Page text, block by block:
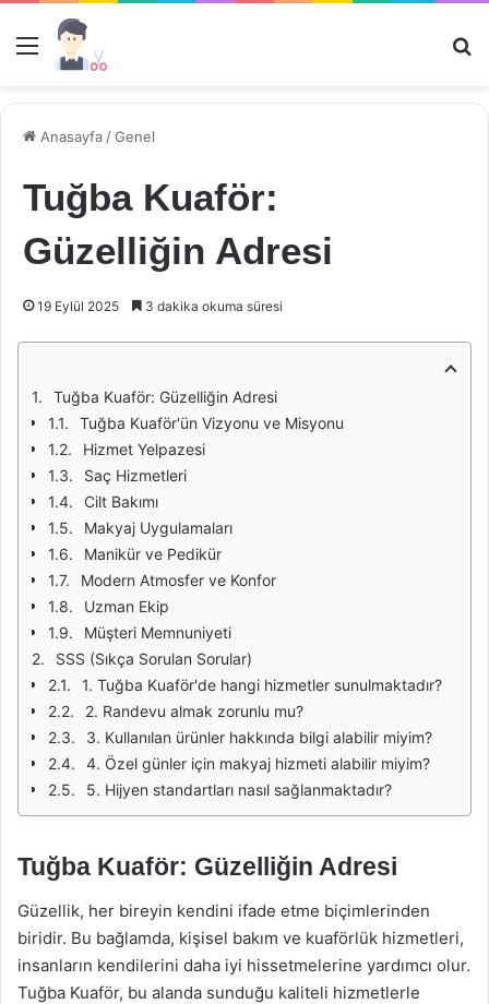
Menü
Anasayfa /Genel
Tuğba Kuaför:
Güzelliğin Adresi
19 Eylül 2025 3 dakika okuma süresi
Tuğba Kuaför: Güzelliğin Adresi
Tuğba Kuaför'ün Vizyonu ve Misyonu
Hizmet Yelpazesi
Saç Hizmetleri
Cilt Bakımı
Makyaj Uygulamaları
Manikür ve Pedikür
Modern Atmosfer ve Konfor
Uzman Ekip
Müşteri Memnuniyeti
SSS (Sıkça Sorulan Sorular)
1. Tuğba Kuaför'de hangi hizmetler sunulmaktadır?
2. Randevu almak zorunlu mu?
3. Kullanılan ürünler hakkında bilgi alabilir miyim?
4. Özel günler için makyaj hizmeti alabilir miyim?
5. Hijyen standartları nasıl sağlanmaktadır?
Tuğba Kuaför: Güzelliğin Adresi
Güzellik, her bireyin kendini ifade etme biçimlerinden
biridir. Bu bağlamda, kişisel bakım ve kuaförlük hizmetleri,
insanların kendilerini daha iyi hissetmelerine yardımcı olur.
Tuğba Kuaför, bu alanda sunduğu kaliteli hizmetlerle